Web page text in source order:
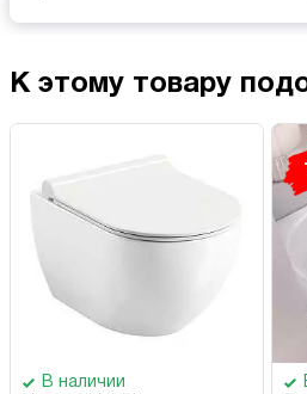
К этому товару
В наличии